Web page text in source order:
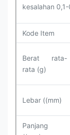
kesalahan
Kode Item
Berat rata-
rata (g)
Lebar ((mm)
Panjang